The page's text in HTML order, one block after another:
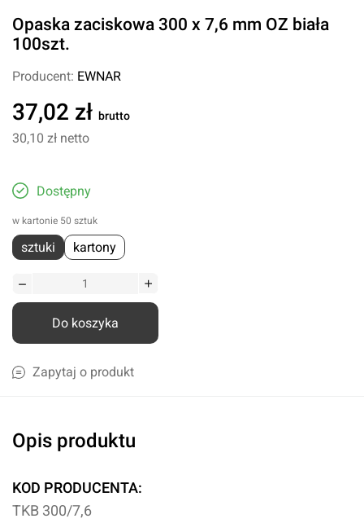
Opaska zaciskowa 300 x 7,6 mm OZ biała
100szt.
Producent: EWNAR
37,02 zł brutto
30,10 zł netto
Dostępny
w kartonie 50 sztuk
sztuki kartony
Do koszyka
Zapytaj o produkt
Opis produktu
KOD PRODUCENTA:
TKB 300/7,6